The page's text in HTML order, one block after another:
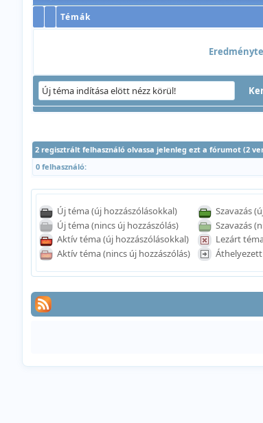
Témák
2 regisztrált felhasználó olvassa jelenleg ezt a fórumot (2
0 felhasználó:
Új téma (új hozzászólásokkal)
Új téma (nincs új hozzászólás)
Aktív téma (új hozzászólásokkal)
Aktív téma (nincs új hozzászólás)
Szavazás
Szavazás
Lezárt